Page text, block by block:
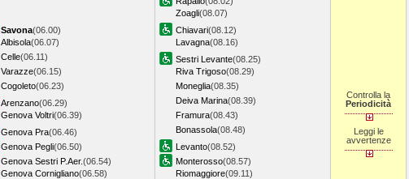
Savona(06.00)
Albisola(06.07)
Celle(06.11)
Varazze(06.15)
Cogoleto(06.23)
Arenzano(06.29)
Genova Voltri(06.39)
Genova Pra(06.46)
Genova Pegli(06.50)
Genova Sestri P.Aer.(06.54)
Genova Cornigliano(06.58)
Zoagli(08.07)
Chiavari(08.12)
Lavagna(08.16)
Sestri Levante(08.25)
Riva Trigoso(08.29)
Moneglia(08.35)
Deiva Marina(08.39)
Framura(08.43)
Bonassola(08.48)
Levanto(08.52)
Monterosso(08.57)
Riomaggiore(09.11)
Controlla la
Periodicità
Leggi le
avvertenze